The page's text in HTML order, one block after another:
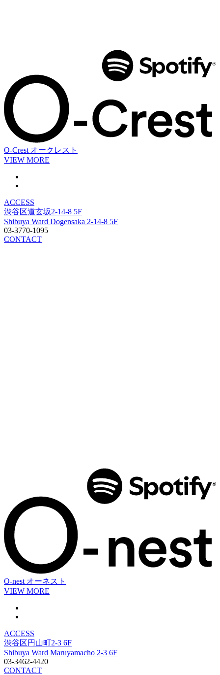
O-Crest オークレスト
VIEW MORE
ACCESS
渋谷区道玄坂2-14-8 5F
Shibuya Ward Dogensaka 2-14-8 5F
03-3770-1095
CONTACT
O-nest オーネスト
VIEW MORE
ACCESS
渋谷区円山町2-3 6F
Shibuya Ward Maruyamacho 2-3 6F
03-3462-4420
CONTACT